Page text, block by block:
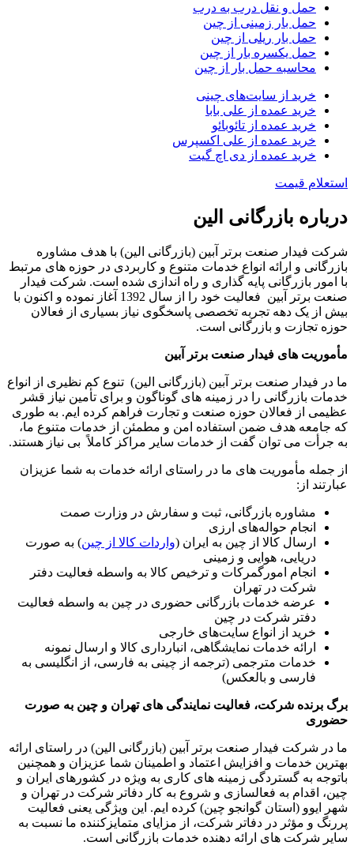
حمل و نقل درب به درب
حمل بار زمینی از چین
حمل بار ریلی از چین
حمل یکسره بار از چین
محاسبه حمل بار از چین
خرید از سایت‌های چینی
خرید عمده از علی بابا
خرید عمده از تائوبائو
خرید عمده از علی اکسپرس
خرید عمده از دی اچ گیت
استعلام قیمت
درباره بازرگانی الین
شرکت فیدار صنعت برتر آبین (بازرگانی الین) با هدف مشاوره
بازرگانی و ارائه انواع خدمات متنوع و کاربردی در حوزه های مرتبط
با امور بازرگانی پایه گذاری و راه اندازی شده است. شرکت فیدار
صنعت برتر آبین فعالیت خود را از سال 1392 آغاز نموده و اکنون با
بیش از یک دهه تجربه تخصصی پاسخگوی نیاز بسیاری از فعالان
حوزه تجازت و بازرگانی است.
مأموریت های فیدار صنعت برتر آبین
ما در فیدار صنعت برتر آبین (بازرگانی الین) تنوع کم نظیری از انواع
خدمات بازرگانی را در زمینه های گوناگون و برای تأمین نیاز قشر
عظیمی از فعالان حوزه صنعت و تجارت فراهم کرده ایم. به طوری
که جامعه هدف ضمن استفاده امن و مطمئن از خدمات متنوع ما،
به جرأت می توان گفت از خدمات سایر مراکز کاملاً بی نیاز هستند.
از جمله مأموریت های ما در راستای ارائه خدمات به شما عزیزان
عبارتند از:
مشاوره بازرگانی، ثبت و سفارش در وزارت صمت
انجام حواله‌های ارزی
ارسال کالا از چین به ایران (واردات کالا از چین) به صورت
دریایی، هوایی و زمینی
انجام امورگمرکات و ترخیص کالا به واسطه فعالیت دفتر
شرکت در تهران
عرضه خدمات بازرگانی حضوری در چین به واسطه فعالیت
دفتر شرکت در چین
خرید از انواع سایت‌های خارجی
ارائه خدمات نمایشگاهی، انبارداری کالا و ارسال نمونه
خدمات مترجمی (ترجمه از چینی به فارسی، از انگلیسی به
فارسی و بالعکس)
برگ برنده شرکت، فعالیت نمایندگی های تهران و چین به صورت
حضوری
ما در شرکت فیدار صنعت برتر آبین (بازرگانی الین) در راستای ارائه
بهترین خدمات و افزایش اعتماد و اطمینان شما عزیزان و همچنین
باتوجه به گستردگی زمینه های کاری به ویژه در کشورهای ایران و
چین، اقدام به فعالسازی و شروع به کار دفاتر شرکت در تهران و
شهر ایوو (استان گوانجو چین) کرده ایم. این ویژگی یعنی فعالیت
پررنگ و مؤثر در دفاتر شرکت، از مزایای متمایزکننده ما نسبت به
سایر شرکت های ارائه دهنده خدمات بازرگانی است.